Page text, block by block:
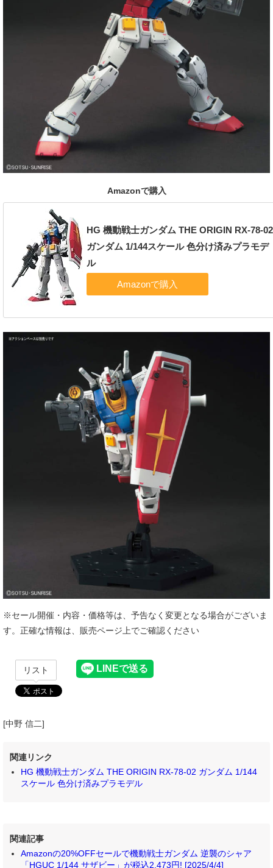
Amazonで購入
HG 機動戦士ガンダム THE ORIGIN RX-78-02
ガンダム 1/144スケール 色分け済みプラモデ
ル
※セール開催・内容・価格等は、予告なく変更となる場合がございま
す。正確な情報は、販売ページ上でご確認ください
リスト
[中野 信二]
関連リンク
HG 機動戦士ガンダム THE ORIGIN RX-78-02 ガンダム 1/144
スケール 色分け済みプラモデル
関連記事
Amazonの20%OFFセールで機動戦士ガンダム 逆襲のシャア
「HGUC 1/144 サザビー」が税込2,473円! [2025/4/4]